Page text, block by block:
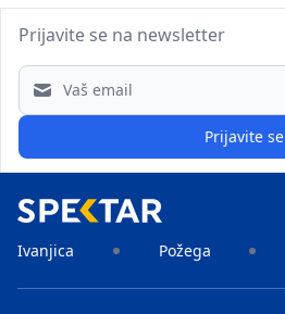
Prijavite se na newsletter
Email address
Prijavite se
Ivanjica Požega